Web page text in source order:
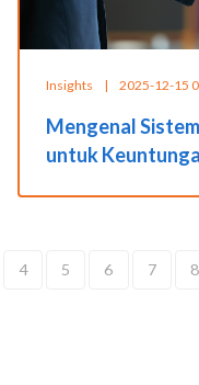
Insights | 2025-12-15
Mengenal
untuk
4 5 6 7 8